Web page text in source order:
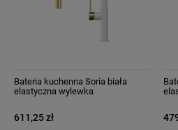
Bateria kuchenna Soria biała
elastyczna wylewka
611,25 zł